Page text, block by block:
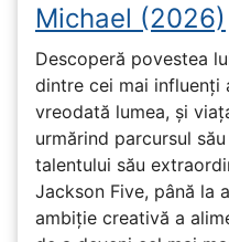
Michael (2026)
Descoperă povestea
dintre cei mai influenți
vreodată lumea, și
urmărind parcursul
talentului său
Jackson Five, până la
ambiție creativă a